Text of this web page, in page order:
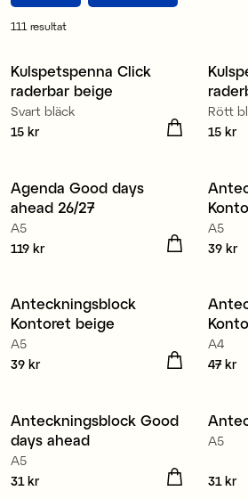
111 resultat
Nyhet
Kulspetspenna Click
raderbar beige
Svart bläck
Pris:
15 kr
Rött
Pris:
15 kr
Nyhet
Agenda Good days
ahead 26/27
A5
Pris:119 kr
119 kr
A5
Pris:
39 kr
Nyhet
Anteckningsblock
Kontoret beige
A5
Pris:
39 kr
A4
Pris:
47 kr
Nyhet
Anteckningsblock Good
days ahead
A5
Pris:
31 kr
A5
Pris:
31 kr